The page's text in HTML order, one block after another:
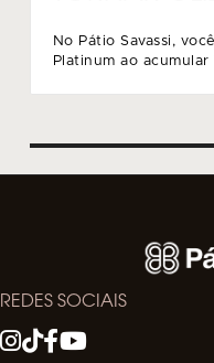
No Pátio Savassi,
Platinum ao
REDES SOCIAIS